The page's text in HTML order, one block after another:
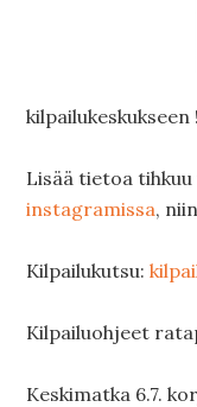
kilpailukeskukseen !
Lisää tietoa
instagramissa,
Kilpailukutsu:
Kilpailuohjeet
Keskimatka 6.7.